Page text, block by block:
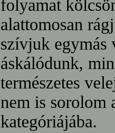
folyamat
alattomosan
szívjuk egymás
áskálódunk,
természetes
nem is sorolom
kategóriájába.